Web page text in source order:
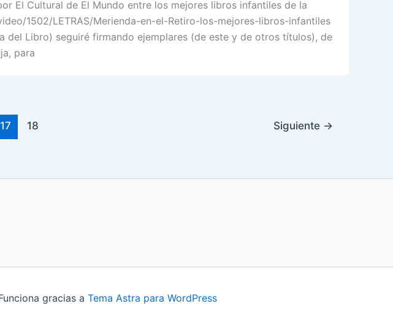
El Cultural de El Mundo entre los mejores libros infantiles de la
1502/LETRAS/Merienda-en-el-Retiro-los-mejores-libros-infantiles
del Libro) seguiré firmando ejemplares (de este y de otros títulos), de
para
17 18 Siguiente →
gracias a Tema Astra para WordPress